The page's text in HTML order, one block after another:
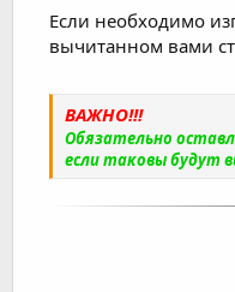
Если необходимо
вычитанном вами
ВАЖНО!!!
Обязательно
если таковы будут